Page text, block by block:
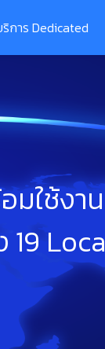
การ Dedicated
มใช้ง